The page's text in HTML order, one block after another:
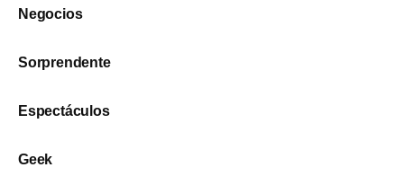
Negocios
Sorprendente
Espectáculos
Geek